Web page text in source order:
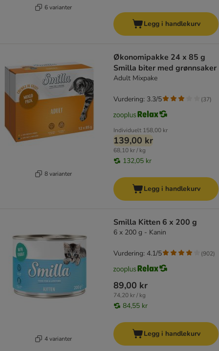
6 varianter
Legg i handlekurv
8 varianter
Økonomipakke 24 x 85 g
Smilla biter med grønnsaker
Adult Mixpake
Individuelt 158,00 kr
139,00 kr
68,10 kr / kg
132,05 kr
Vurdering: 3.3/5 (37)
Legg i handlekurv
4 varianter
Smilla Kitten 6 x 200 g
6 x 200 g - Kanin
89,00 kr
74,20 kr / kg
84,55 kr
Vurdering: 4.1/5 (902)
Legg i handlekurv